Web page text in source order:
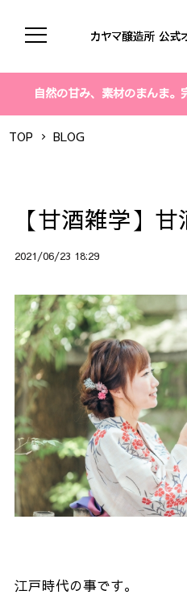
自然の甘み、素材のまんま。
TOP BLOG
【甘酒雑学】
2021/06/23 18:29
江戸時代の事です。